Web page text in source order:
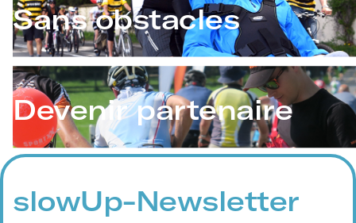
Sans obstacles
Devenir partenaire
slowUp-Newsletter